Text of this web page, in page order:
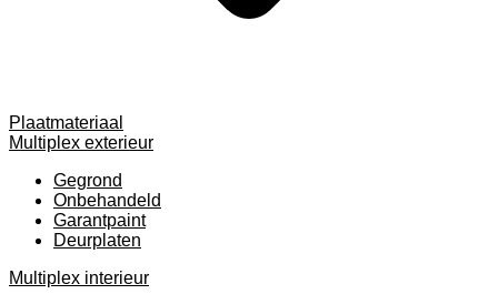
Plaatmateriaal
Multiplex exterieur
Gegrond
Onbehandeld
Garantpaint
Deurplaten
Multiplex interieur